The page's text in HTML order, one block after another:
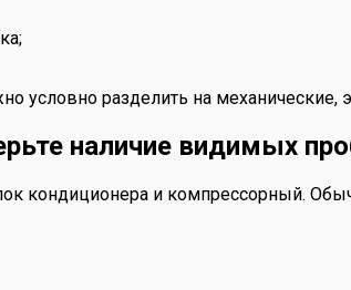
условно разделить на механические,
наличие видимых
кондиционера и компрессорный.